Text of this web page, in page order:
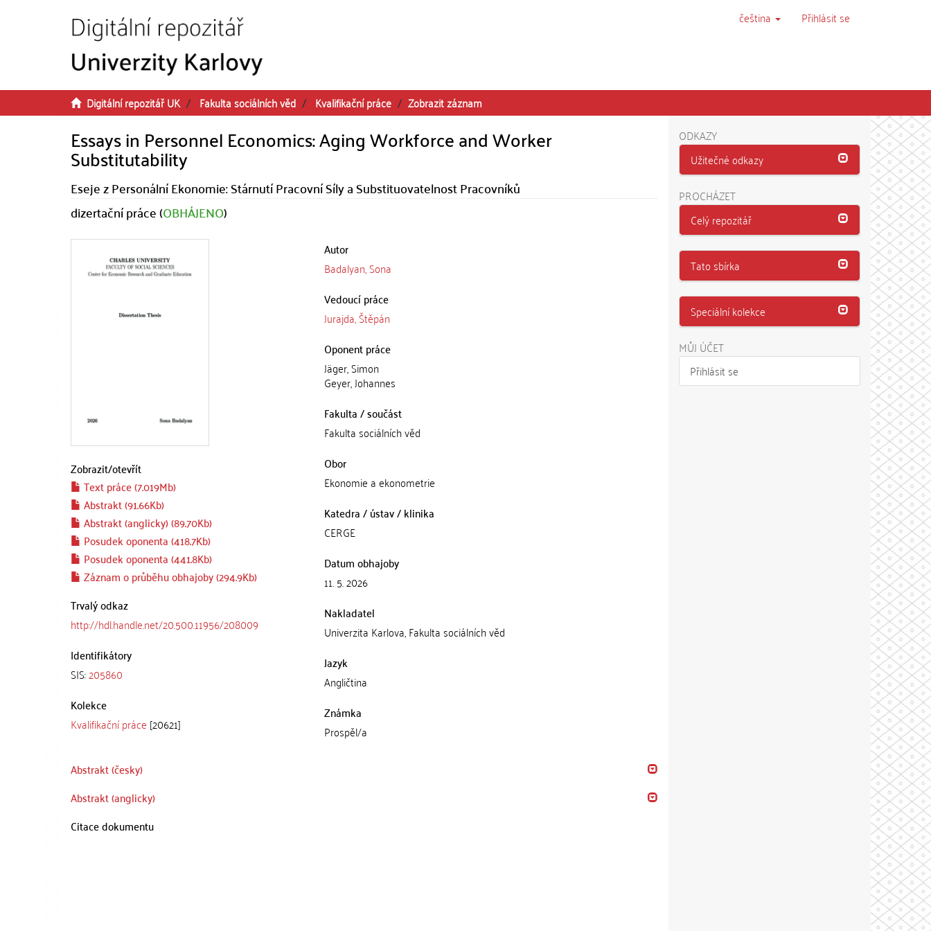
čeština Přihlásit se
Digitální repozitář UK Fakulta sociálních věd Kvalifikační práce Zobrazit záznam
Essays in Personnel Economics: Aging Workforce and Worker
Substitutability
Eseje z Personální Ekonomie: Stárnutí Pracovní Síly a Substituovatelnost Pracovníků
dizertační práce (OBHÁJENO)
Zobrazit/otevřít
Text práce (7.019Mb)
Abstrakt (91.66Kb)
Abstrakt (anglicky) (89.70Kb)
Posudek oponenta (418.7Kb)
Posudek oponenta (441.8Kb)
Záznam o průběhu obhajoby (294.9Kb)
Trvalý odkaz
http://hdl.handle.net/20.500.11956/208009
Identifikátory
SIS:205860
Kolekce
Kvalifikační práce [20621]
Autor
Badalyan, Sona
Vedoucí práce
Jurajda, Štěpán
Oponent práce
Jäger, Simon
Geyer, Johannes
Fakulta / součást
Fakulta sociálních věd
Obor
Ekonomie a ekonometrie
Katedra / ústav / klinika
CERGE
Datum obhajoby
11. 5. 2026
Nakladatel
Univerzita Karlova, Fakulta sociálních věd
Jazyk
Angličtina
Známka
Prospěl/a
Abstrakt (česky)
Abstrakt (anglicky)
Citace dokumentu
ODKAZY
Užitečné odkazy
PROCHÁZET
Celý repozitář
Tato sbírka
Speciální kolekce
MŮJ ÚČET
Přihlásit se